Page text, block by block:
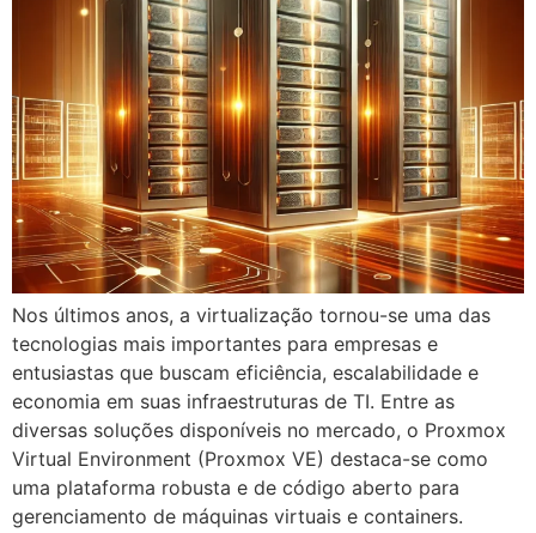
Nos últimos anos, a virtualização tornou-se uma das
tecnologias mais importantes para empresas e
entusiastas que buscam eficiência, escalabilidade e
economia em suas infraestruturas de TI. Entre as
diversas soluções disponíveis no mercado, o Proxmox
Virtual Environment (Proxmox VE) destaca-se como
uma plataforma robusta e de código aberto para
gerenciamento de máquinas virtuais e containers.